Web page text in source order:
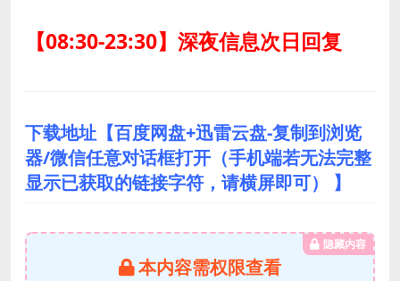
【08:30-23:30】深夜信息次日回复
下载地址【百度网盘+迅雷云盘-复制到浏览
器/微信任意对话框打开（手机端若无法完整
显示已获取的链接字符，请横屏即可） 】
隐藏内容
本内容需权限查看